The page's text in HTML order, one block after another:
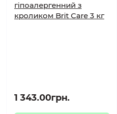
гіпоалергенний з
кроликом Brit Care 3 кг
1 343.00грн.